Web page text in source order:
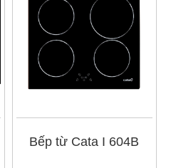
Bếp từ Cata I 604B